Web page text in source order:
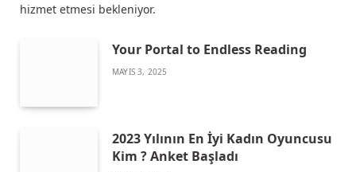
hizmet etmesi bekleniyor.
Your Portal to Endless Reading
MAYIS 3, 2025
2023 Yılının En İyi Kadın Oyuncusu
Kim ? Anket Başladı